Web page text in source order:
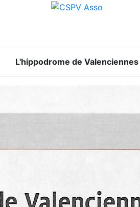
L'hippodrome de Valenciennes